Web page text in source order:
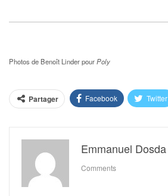
Photos de Benoît Linder pourPoly
Partager Facebook Twitter
Emmanuel Dosda
Comments